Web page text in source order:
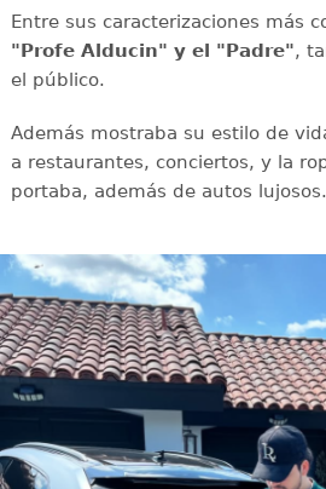
Entre sus caracterizaciones más
"Profe Alducin" y el "Padre",
el público.
Además mostraba su estilo de
a restaurantes, conciertos, y la
portaba, además de autos lujosos.